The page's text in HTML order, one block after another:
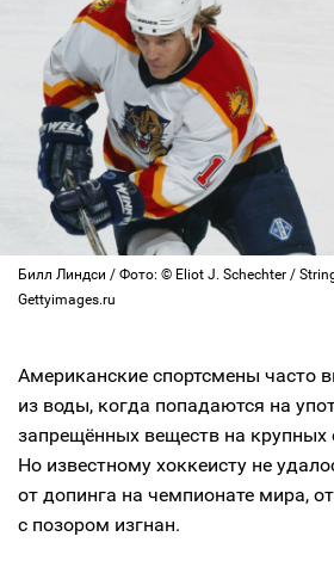
Билл Линдси / Фото: © Eliot J. Schechter /
Gettyimages.ru
Американские спортсмены часто
из воды, когда попадаются на
запрещённых веществ на крупных
Но известному хоккеисту не
от допинга на чемпионате мира,
с позором изгнан.